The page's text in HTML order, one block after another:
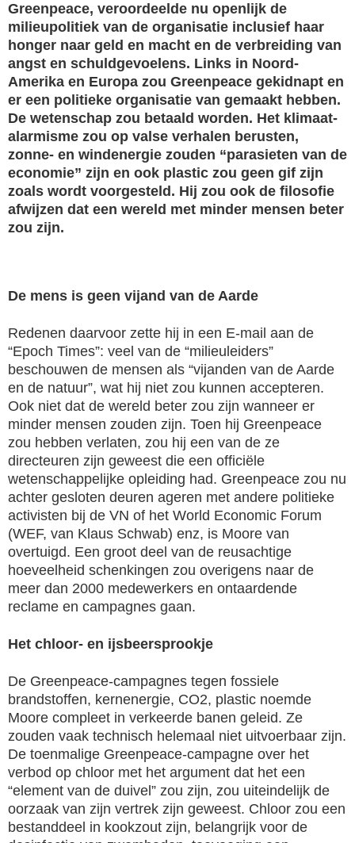
Greenpeace, veroordeelde nu openlijk de
milieupolitiek van de organisatie inclusief haar
honger naar geld en macht en de verbreiding van
angst en schuldgevoelens. Links in Noord-
Amerika en Europa zou Greenpeace gekidnapt en
er een politieke organisatie van gemaakt hebben.
De wetenschap zou betaald worden. Het klimaat-
alarmisme zou op valse verhalen berusten,
zonne- en windenergie zouden “parasieten van de
economie” zijn en ook plastic zou geen gif zijn
zoals wordt voorgesteld. Hij zou ook de filosofie
afwijzen dat een wereld met minder mensen beter
zou zijn.
De mens is geen vijand van de Aarde
Redenen daarvoor zette hij in een E-mail aan de
“Epoch Times”: veel van de “milieuleiders”
beschouwen de mensen als “vijanden van de Aarde
en de natuur”, wat hij niet zou kunnen accepteren.
Ook niet dat de wereld beter zou zijn wanneer er
minder mensen zouden zijn. Toen hij Greenpeace
zou hebben verlaten, zou hij een van de ze
directeuren zijn geweest die een officiële
wetenschappelijke opleiding had. Greenpeace zou nu
achter gesloten deuren ageren met andere politieke
activisten bij de VN of het World Economic Forum
(WEF, van Klaus Schwab) enz, is Moore van
overtuigd. Een groot deel van de reusachtige
hoeveelheid schenkingen zou overigens naar de
meer dan 2000 medewerkers en ontaardende
reclame en campagnes gaan.
Het chloor- en ijsbeersprookje
De Greenpeace-campagnes tegen fossiele
brandstoffen, kernenergie, CO2, plastic noemde
Moore compleet in verkeerde banen geleid. Ze
zouden vaak technisch helemaal niet uitvoerbaar zijn.
De toenmalige Greenpeace-campagne over het
verbod op chloor met het argument dat het een
“element van de duivel” zou zijn, zou uiteindelijk de
oorzaak van zijn vertrek zijn geweest. Chloor zou een
bestanddeel in kookzout zijn, belangrijk voor de